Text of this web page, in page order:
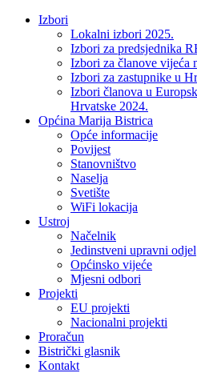
Izbori
Lokalni izbori 2025.
Izbori za predsjednika
Izbori za članove vijeća
Izbori za zastupnike u
Izbori članova u
Hrvatske 2024.
Općina Marija Bistrica
Opće informacije
Povijest
Stanovništvo
Naselja
Svetište
WiFi lokacija
Ustroj
Načelnik
Jedinstveni upravni odjel
Općinsko vijeće
Mjesni odbori
Projekti
EU projekti
Nacionalni projekti
Proračun
Bistrički glasnik
Kontakt